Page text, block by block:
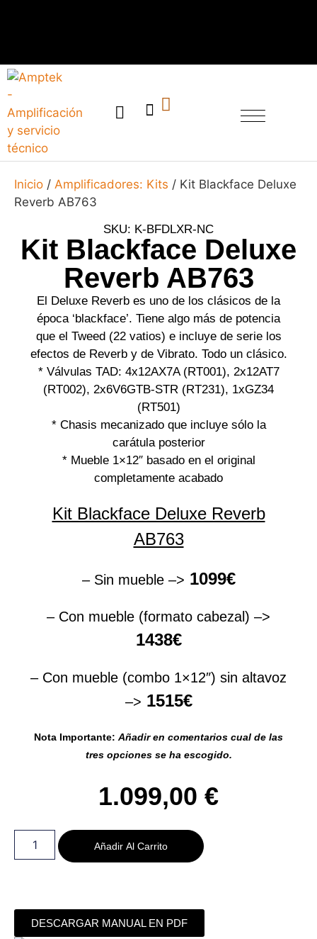
Inicio / Amplificadores: Kits / Kit Blackface Deluxe
Reverb AB763
SKU: K-BFDLXR-NC
Kit Blackface Deluxe
Reverb AB763
El Deluxe Reverb es uno de los clásicos de la
época ‘blackface’. Tiene algo más de potencia
que el Tweed (22 vatios) e incluye de serie los
efectos de Reverb y de Vibrato. Todo un clásico.
* Válvulas TAD: 4x12AX7A (RT001), 2x12AT7
(RT002), 2x6V6GTB-STR (RT231), 1xGZ34
(RT501)
* Chasis mecanizado que incluye sólo la
carátula posterior
* Mueble 1×12″ basado en el original
completamente acabado
Kit Blackface Deluxe Reverb
AB763
– Sin mueble –> 1099€
– Con mueble (formato cabezal) –>
1438€
– Con mueble (combo 1×12″) sin altavoz
–> 1515€
Nota Importante: Añadir en comentarios cual de las
tres opciones se ha escogido.
1.099,00 €
Añadir Al Carrito
DESCARGAR MANUAL EN PDF